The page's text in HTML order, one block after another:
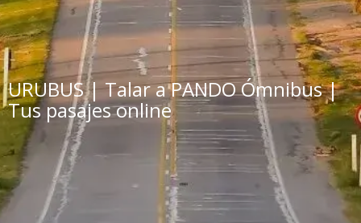
URUBUS | Talar a PANDO Ómnibus |
Tus pasajes online